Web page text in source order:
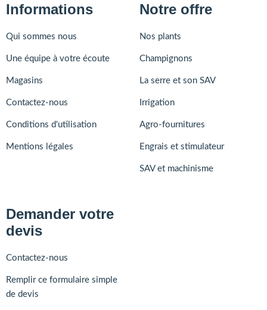
Informations
Qui sommes nous
Une équipe à votre écoute
Magasins
Contactez-nous
Conditions d'utilisation
Mentions légales
Notre offre
Nos plants
Champignons
La serre et son SAV
Irrigation
Agro-fournitures
Engrais et stimulateur
SAV et machinisme
Demander votre
devis
Contactez-nous
Remplir ce formulaire simple
de devis